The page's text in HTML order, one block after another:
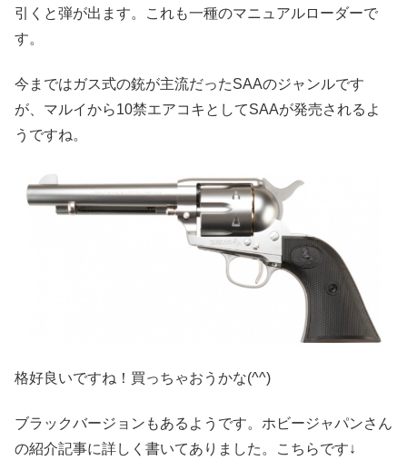
引くと弾が出ます。これも一種のマニュアルローダーで
す。
今まではガス式の銃が主流だったSAAのジャンルです
が、マルイから10禁エアコキとしてSAAが発売されるよ
うですね。
格好良いですね！買っちゃおうかな(^^)
ブラックバージョンもあるようです。ホビージャパンさん
の紹介記事に詳しく書いてありました。こちらです↓